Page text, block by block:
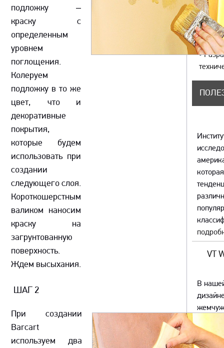
подложку –
краску с
определенным
уровнем
поглощения.
Колеруем
подложку в то же
цвет, что и
декоративные
покрытия,
которые будем
использовать при
создании
следующего слоя.
Короткошерстным
валиком наносим
краску на
загрунтованную
поверхность.
Ждем высыхания.
ШАГ 2
При создании
Barсаrt
используем два
•
•
VT
В
VT